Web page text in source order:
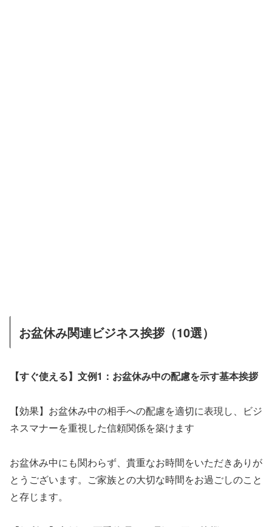
お盆休み関連ビジネス挨拶（10選）
【すぐ使える】文例1：お盆休み中の配慮を示す基本挨拶
【効果】お盆休み中の相手への配慮を適切に表現し、ビジ
ネスマナーを重視した信頼関係を築けます
お盆休み中にも関わらず、貴重なお時間をいただきありが
とうございます。ご家族との大切な時間をお過ごしのこと
と存じます。